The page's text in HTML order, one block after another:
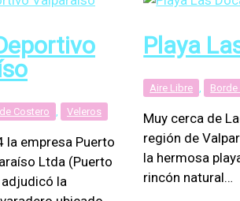
Costero Veleros
la empresa Puerto
Ltda (Puerto
la
Playa
Aire Libre Borde
Muy cerca de
región de
la hermosa
rincón natural…